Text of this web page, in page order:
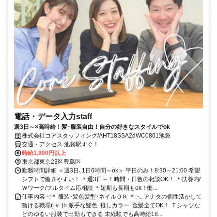
電話・データ入力staff
週3日～×高時給！髪･服装自由！自分の好きなスタイルでok
株式会社コアスタッフィング/AHT18SSA2dWC0801池袋
交通・アクセス 池袋駅すぐ！
時給1,800円以上
東京都東京23区豊島区
勤務時間詳細 ＜週3日､1日6時間～ok＞ 平日のみ！8:30～21:00 希望
シフトで働きやすい！ ＊週3日～！時間・日数の相談OK！ ＊扶養内/
Ｗワーク/フルタイム応相談 ＊短期も長期もok！働...
仕事内容 ･:＊ 服装･髪色髪型･ネイルＯＫ ＊:･｡ アナタの個性活かして
働ける職場(･v･)b 派手な髪色･推しカラー･金髪全てOK！ Ｔシャツな
どのゆるい服装で出勤もできる 未経験でも高時給18...